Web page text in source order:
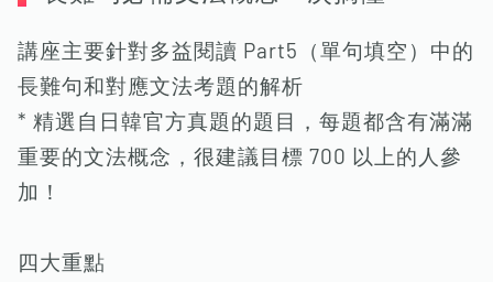
講座主要針對多益閱讀 Part5（單句填空）中的
長難句和對應文法考題的解析
* 精選自日韓官方真題的題目，每題都含有滿滿
重要的文法概念，很建議目標 700 以上的人參
加！
四大重點